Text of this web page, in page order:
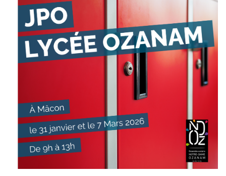
(VAPP)
Infos pratiques
Discrimination/égalité/mixité
Témoignages
Statistiques
FAQ
Lexique